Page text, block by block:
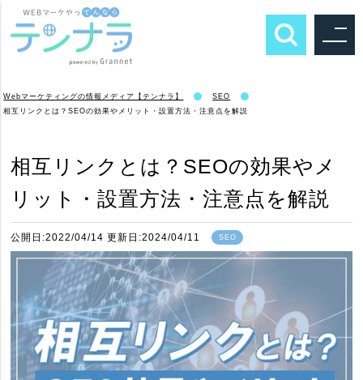
Webマーケティングの情報メディア【テンナラ】
SEO
相互リンクとは？SEOの効果やメリット・設置方法・注意点を解説
相互リンクとは？SEOの効果やメ
リット・設置方法・注意点を解説
公開日:2022/04/14 更新日:2024/04/11 SEO